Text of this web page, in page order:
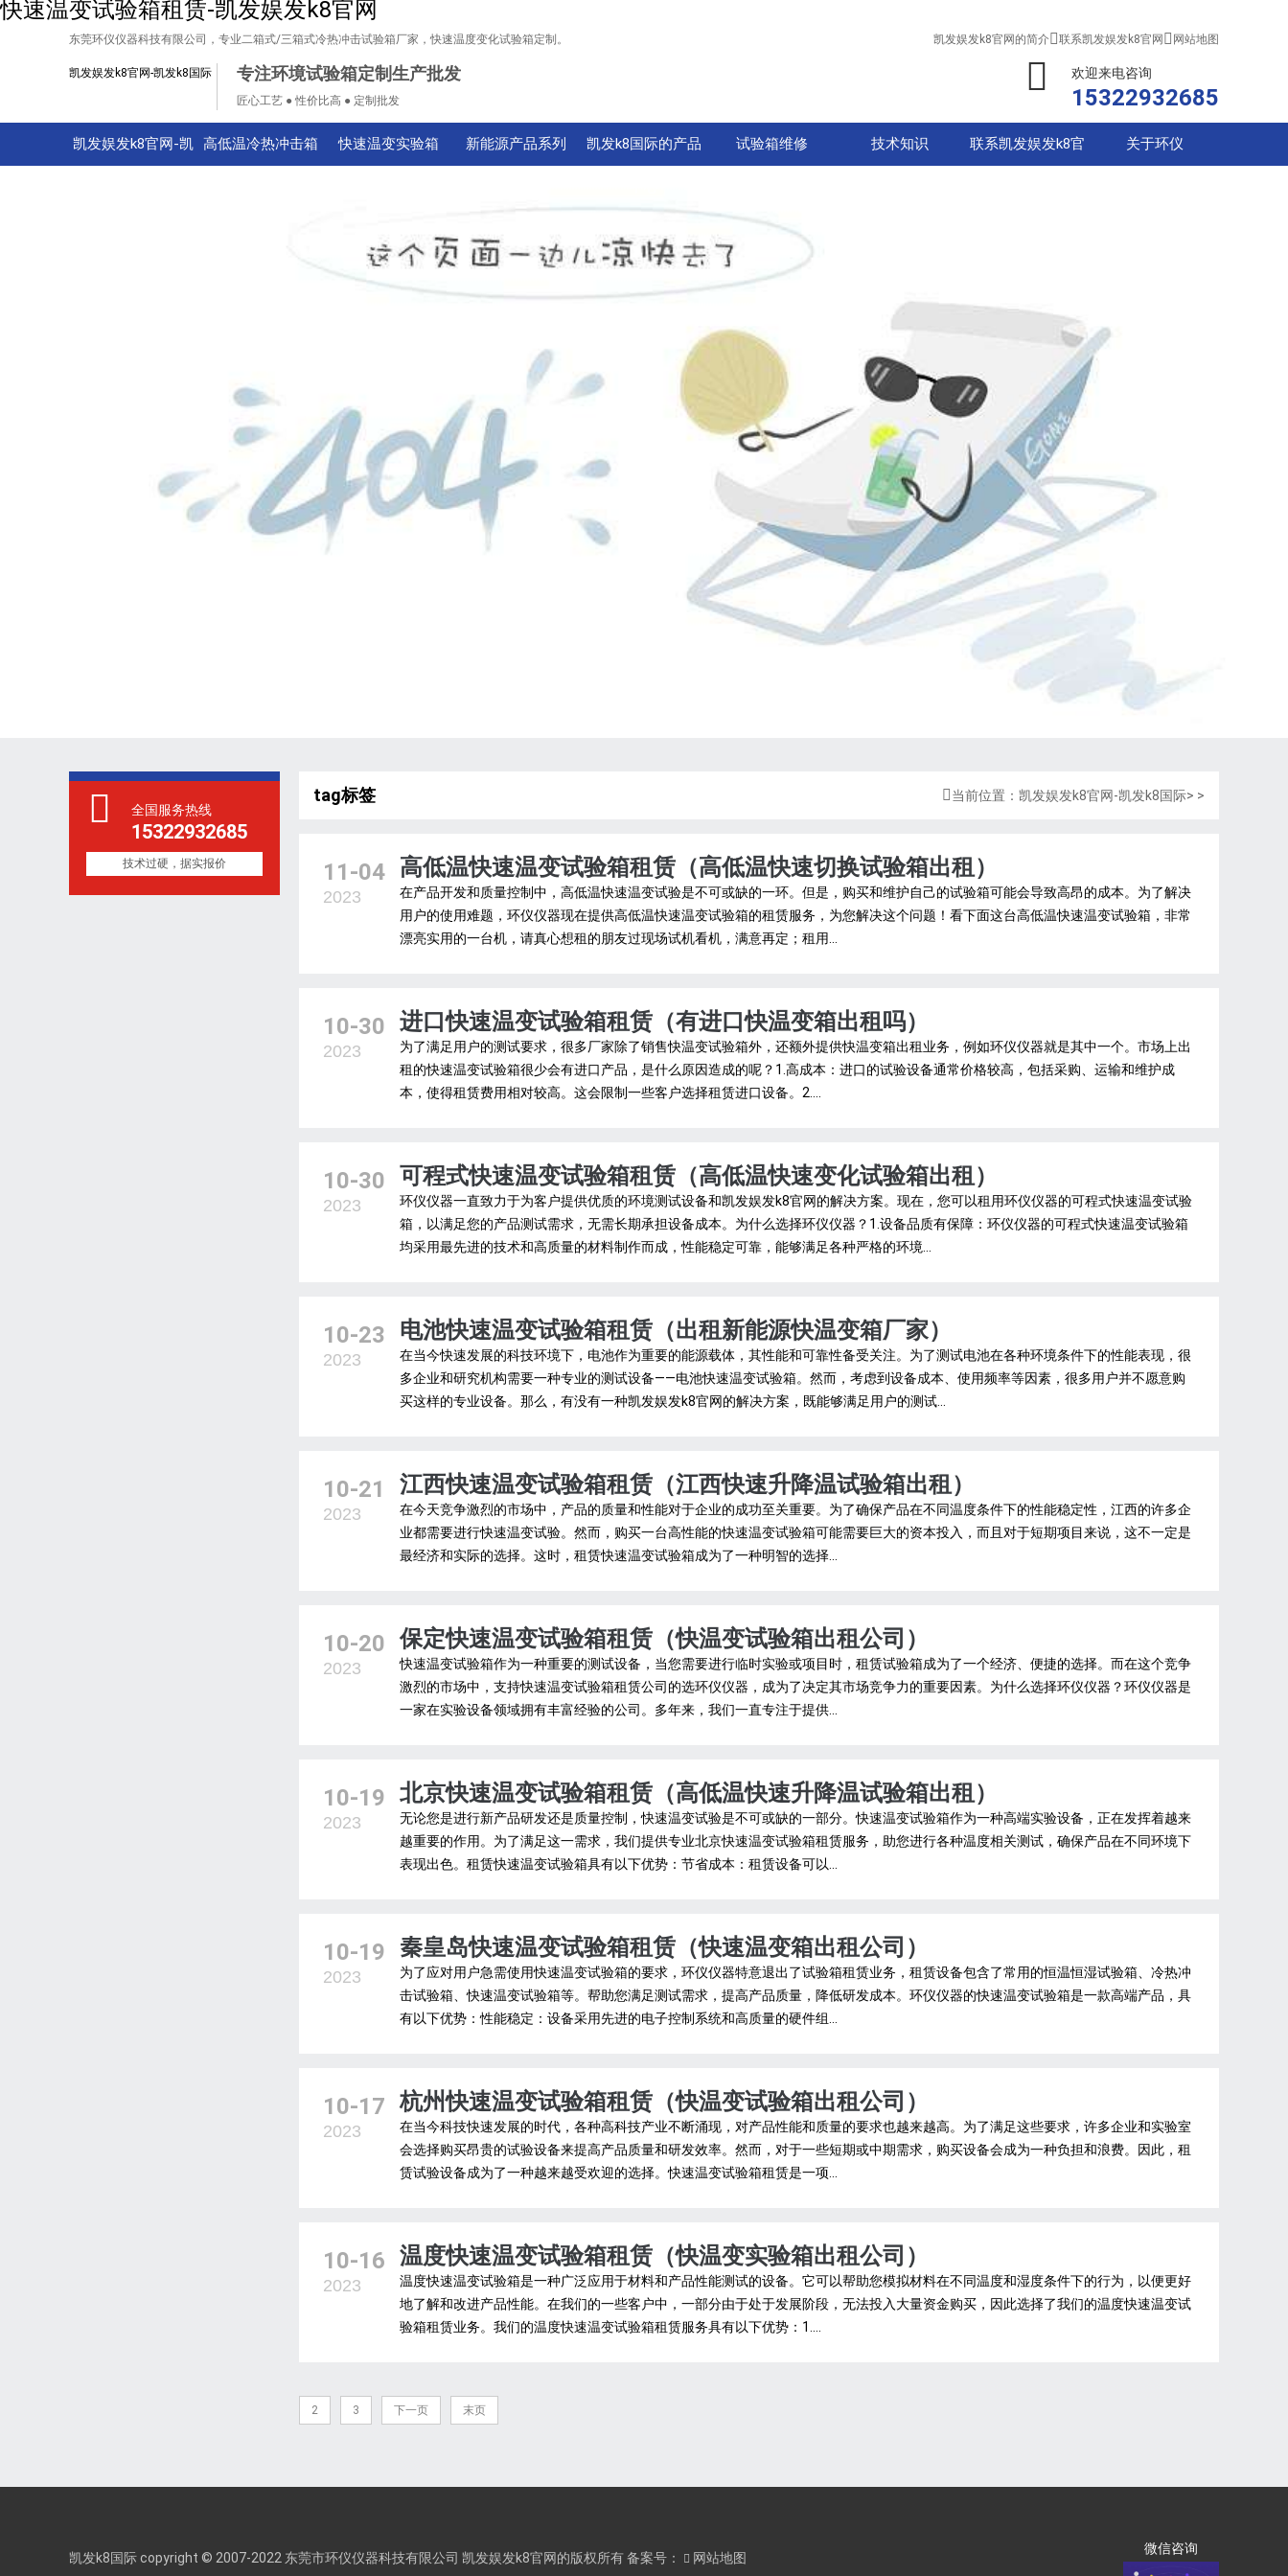
快速温变试验箱租赁-凯发娱发k8官网
东莞环仪仪器科技有限公司，专业二箱式/三箱式冷热冲击试验箱厂家，快速温度变化试验箱定制。 凯发娱发k8官网的简介联系凯发娱发k8官网  网站地图
凯发娱发k8官网-凯发k8国际 专注环境试验箱定制生产批发
匠心工艺 ● 性价比高 ● 定制批发
欢迎来电咨询
15322932685
凯发娱发k8官网-凯 高低温冷热冲击箱 快速温变实验箱 新能源产品系列 凯发k8国际的产品 试验箱维修 技术知识 联系凯发娱发k8官 关于环仪
全国服务热线
15322932685
技术过硬，据实报价
tag标签 当前位置： 凯发娱发k8官网-凯发k8国际> >
11-04
2023
高低温快速温变试验箱租赁（高低温快速切换试验箱出租）
在产品开发和质量控制中，高低温快速温变试验是不可或缺的一环。但是，购买和维护自己的试验箱可能会导致高昂的成本。为了解决
用户的使用难题，环仪仪器现在提供高低温快速温变试验箱的租赁服务，为您解决这个问题！看下面这台高低温快速温变试验箱，非常
漂亮实用的一台机，请真心想租的朋友过现场试机看机，满意再定；租用...
10-30
2023
进口快速温变试验箱租赁（有进口快温变箱出租吗）
为了满足用户的测试要求，很多厂家除了销售快温变试验箱外，还额外提供快温变箱出租业务，例如环仪仪器就是其中一个。市场上出
租的快速温变试验箱很少会有进口产品，是什么原因造成的呢？1.高成本：进口的试验设备通常价格较高，包括采购、运输和维护成
本，使得租赁费用相对较高。这会限制一些客户选择租赁进口设备。2....
10-30
2023
可程式快速温变试验箱租赁（高低温快速变化试验箱出租）
环仪仪器一直致力于为客户提供优质的环境测试设备和凯发娱发k8官网的解决方案。现在，您可以租用环仪仪器的可程式快速温变试验
箱，以满足您的产品测试需求，无需长期承担设备成本。为什么选择环仪仪器？1.设备品质有保障：环仪仪器的可程式快速温变试验箱
均采用最先进的技术和高质量的材料制作而成，性能稳定可靠，能够满足各种严格的环境...
10-23
2023
电池快速温变试验箱租赁（出租新能源快温变箱厂家）
在当今快速发展的科技环境下，电池作为重要的能源载体，其性能和可靠性备受关注。为了测试电池在各种环境条件下的性能表现，很
多企业和研究机构需要一种专业的测试设备——电池快速温变试验箱。然而，考虑到设备成本、使用频率等因素，很多用户并不愿意购
买这样的专业设备。那么，有没有一种凯发娱发k8官网的解决方案，既能够满足用户的测试...
10-21
2023
江西快速温变试验箱租赁（江西快速升降温试验箱出租）
在今天竞争激烈的市场中，产品的质量和性能对于企业的成功至关重要。为了确保产品在不同温度条件下的性能稳定性，江西的许多企
业都需要进行快速温变试验。然而，购买一台高性能的快速温变试验箱可能需要巨大的资本投入，而且对于短期项目来说，这不一定是
最经济和实际的选择。这时，租赁快速温变试验箱成为了一种明智的选择...
10-20
2023
保定快速温变试验箱租赁（快温变试验箱出租公司）
快速温变试验箱作为一种重要的测试设备，当您需要进行临时实验或项目时，租赁试验箱成为了一个经济、便捷的选择。而在这个竞争
激烈的市场中，支持快速温变试验箱租赁公司的选环仪仪器，成为了决定其市场竞争力的重要因素。为什么选择环仪仪器？环仪仪器是
一家在实验设备领域拥有丰富经验的公司。多年来，我们一直专注于提供...
10-19
2023
北京快速温变试验箱租赁（高低温快速升降温试验箱出租）
无论您是进行新产品研发还是质量控制，快速温变试验是不可或缺的一部分。快速温变试验箱作为一种高端实验设备，正在发挥着越来
越重要的作用。为了满足这一需求，我们提供专业北京快速温变试验箱租赁服务，助您进行各种温度相关测试，确保产品在不同环境下
表现出色。租赁快速温变试验箱具有以下优势：节省成本：租赁设备可以...
10-19
2023
秦皇岛快速温变试验箱租赁（快速温变箱出租公司）
为了应对用户急需使用快速温变试验箱的要求，环仪仪器特意退出了试验箱租赁业务，租赁设备包含了常用的恒温恒湿试验箱、冷热冲
击试验箱、快速温变试验箱等。帮助您满足测试需求，提高产品质量，降低研发成本。环仪仪器的快速温变试验箱是一款高端产品，具
有以下优势：性能稳定：设备采用先进的电子控制系统和高质量的硬件组...
10-17
2023
杭州快速温变试验箱租赁（快温变试验箱出租公司）
在当今科技快速发展的时代，各种高科技产业不断涌现，对产品性能和质量的要求也越来越高。为了满足这些要求，许多企业和实验室
会选择购买昂贵的试验设备来提高产品质量和研发效率。然而，对于一些短期或中期需求，购买设备会成为一种负担和浪费。因此，租
赁试验设备成为了一种越来越受欢迎的选择。快速温变试验箱租赁是一项...
10-16
2023
温度快速温变试验箱租赁（快温变实验箱出租公司）
温度快速温变试验箱是一种广泛应用于材料和产品性能测试的设备。它可以帮助您模拟材料在不同温度和湿度条件下的行为，以便更好
地了解和改进产品性能。在我们的一些客户中，一部分由于处于发展阶段，无法投入大量资金购买，因此选择了我们的温度快速温变试
验箱租赁业务。我们的温度快速温变试验箱租赁服务具有以下优势：1....
2 3 下一页 末页
凯发k8国际 copyright © 2007-2022 东莞市环仪仪器科技有限公司 凯发娱发k8官网的版权所有 备案号： 网站地图
微信咨询